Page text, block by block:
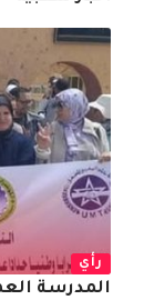
رأي
المدرسة